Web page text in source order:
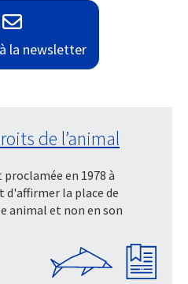
la newsletter
de l’animal
proclamée en 1978 à
la place de
animal et non en son